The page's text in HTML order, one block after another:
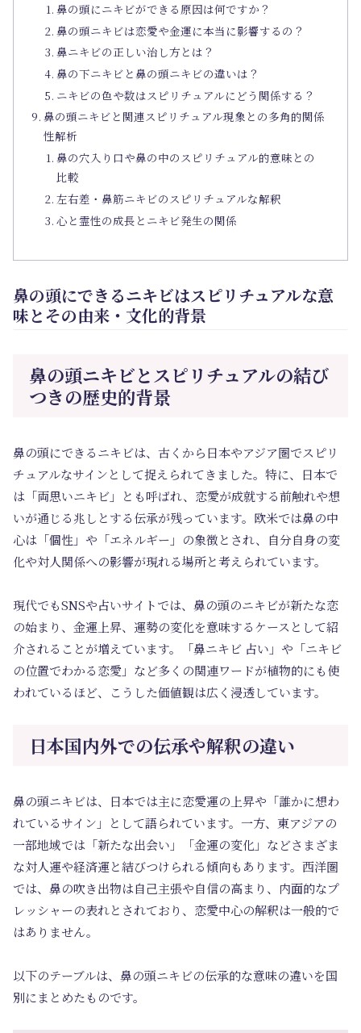
鼻の頭にニキビができる原因は何ですか？
鼻の頭ニキビは恋愛や金運に本当に影響するの？
鼻ニキビの正しい治し方とは？
鼻の下ニキビと鼻の頭ニキビの違いは？
ニキビの色や数はスピリチュアルにどう関係する？
鼻の頭ニキビと関連スピリチュアル現象との多角的関係
性解析
鼻の穴入り口や鼻の中のスピリチュアル的意味との
比較
左右差・鼻筋ニキビのスピリチュアルな解釈
心と霊性の成長とニキビ発生の関係
鼻の頭にできるニキビはスピリチュアルな意
味とその由来・文化的背景
鼻の頭ニキビとスピリチュアルの結び
つきの歴史的背景
鼻の頭にできるニキビは、古くから日本やアジア圏でスピリ
チュアルなサインとして捉えられてきました。特に、日本で
は「両思いニキビ」とも呼ばれ、恋愛が成就する前触れや想
いが通じる兆しとする伝承が残っています。欧米では鼻の中
心は「個性」や「エネルギー」の象徴とされ、自分自身の変
化や対人関係への影響が現れる場所と考えられています。
現代でもSNSや占いサイトでは、鼻の頭のニキビが新たな恋
の始まり、金運上昇、運勢の変化を意味するケースとして紹
介されることが増えています。「鼻ニキビ 占い」や「ニキビ
の位置でわかる恋愛」など多くの関連ワードが植物的にも使
われているほど、こうした価値観は広く浸透しています。
日本国内外での伝承や解釈の違い
鼻の頭ニキビは、日本では主に恋愛運の上昇や「誰かに想わ
れているサイン」として語られています。一方、東アジアの
一部地域では「新たな出会い」「金運の変化」などさまざま
な対人運や経済運と結びつけられる傾向もあります。西洋圏
では、鼻の吹き出物は自己主張や自信の高まり、内面的なプ
レッシャーの表れとされており、恋愛中心の解釈は一般的で
はありません。
以下のテーブルは、鼻の頭ニキビの伝承的な意味の違いを国
別にまとめたものです。